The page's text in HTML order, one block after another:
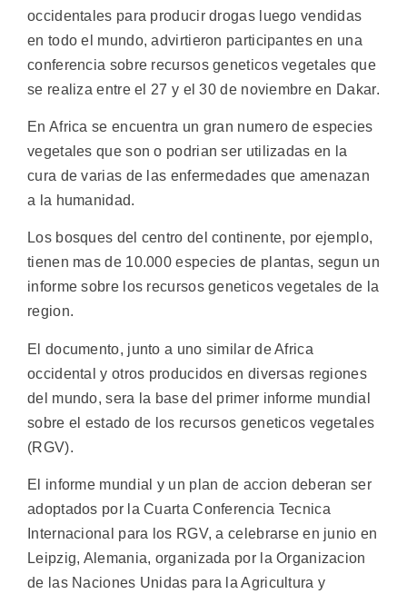
occidentales para producir drogas luego vendidas
en todo el mundo, advirtieron participantes en una
conferencia sobre recursos geneticos vegetales que
se realiza entre el 27 y el 30 de noviembre en Dakar.
En Africa se encuentra un gran numero de especies
vegetales que son o podrian ser utilizadas en la
cura de varias de las enfermedades que amenazan
a la humanidad.
Los bosques del centro del continente, por ejemplo,
tienen mas de 10.000 especies de plantas, segun un
informe sobre los recursos geneticos vegetales de la
region.
El documento, junto a uno similar de Africa
occidental y otros producidos en diversas regiones
del mundo, sera la base del primer informe mundial
sobre el estado de los recursos geneticos vegetales
(RGV).
El informe mundial y un plan de accion deberan ser
adoptados por la Cuarta Conferencia Tecnica
Internacional para los RGV, a celebrarse en junio en
Leipzig, Alemania, organizada por la Organizacion
de las Naciones Unidas para la Agricultura y